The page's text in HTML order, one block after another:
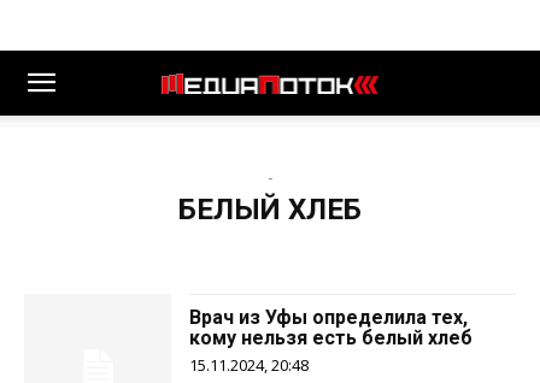
-
БЕЛЫЙ ХЛЕБ
Врач из Уфы определила тех,
кому нельзя есть белый хлеб
15.11.2024, 20:48